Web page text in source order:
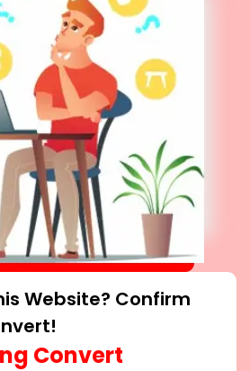
Website? Confirm
Convert